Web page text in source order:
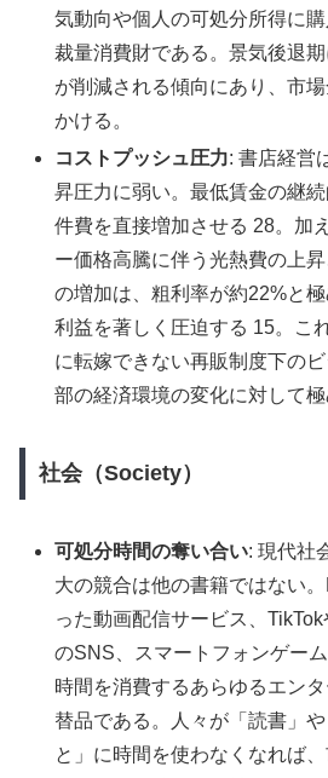
気動向や個人の可処分所得に
裁量消費財である。景気後退
が削減される傾向にあり、市
かける。
コストプッシュ圧力: 書店経営
昇圧力に弱い。最低賃金の継
件費を直接増加させる 28。加
ー価格高騰に伴う光熱費の上
の増加は、粗利率が約22%と
利益を著しく圧迫する 15。こ
に転嫁できない再販制度下の
部の経済環境の変化に対して極
社会（Society）
可処分時間の奪い合い: 現代社
大の競合は他の書籍ではない
った動画配信サービス、
のSNS、スマートフォンゲー
時間を消費するあらゆるエン
替品である。人々が「読書」
と」に時間を使わなくなれば